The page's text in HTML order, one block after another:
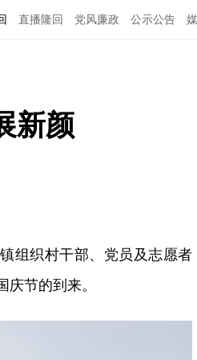
直播隆回 党风廉政 公示公告
新颜
组织村干部、党员及志愿者
节的到来。